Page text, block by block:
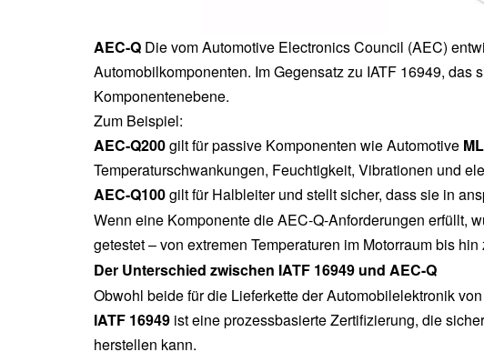
AEC-Q Die vom Automotive Electronics Council (AEC)
Automobilkomponenten. Im Gegensatz zu IATF 16949,
Komponentenebene.
Zum Beispiel:
AEC-Q200gilt für passive Komponenten wie Automotive
Temperaturschwankungen, Feuchtigkeit, Vibrationen und
AEC-Q100gilt für Halbleiter und stellt sicher, dass sie in
Wenn eine Komponente die AEC-Q-Anforderungen erfüllt,
getestet – von extremen Temperaturen im Motorraum bis
Der Unterschied zwischen IATF 16949 und AEC-Q
Obwohl beide für die Lieferkette der Automobilelektronik
IATF 16949 ist eine prozessbasierte Zertifizierung, die
herstellen kann.